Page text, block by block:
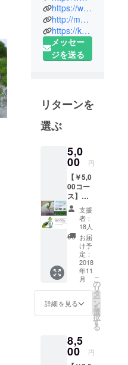
ローブの植
林事業を
行っていま
す。
世界でも大
減少。
この『地球
にマング
プロジェク
トは、
“環境問題に
ついて、考
える・参加
する・貢献
する”
の３つを叶
えた、皆さ
んにとって
身近なプロ
ジェクトと
なっていま
す。
https://www.facebook.com/ylforest
http://mangrovesforearth.blog130.fc2.com/
https://kankyo-yl-mangrove.themedia.jp/
メッセー
ジを送る
リターンを
選ぶ
5,0
00 円
【￥5,0
00コー
ス】１
人分/１
年間の
オフ
セッ
ト！ ・
３５本
のマン
グロー
ブの植
林＆育
成＆管
理 ・お
礼メー
員証
データ
(PNG
支援
者：
18人
お届
け予
定：
2018
年11
月
詳細を見る
こ
の
リ
タ
ー
ン
を
選
択
す
る
8,5
00 円